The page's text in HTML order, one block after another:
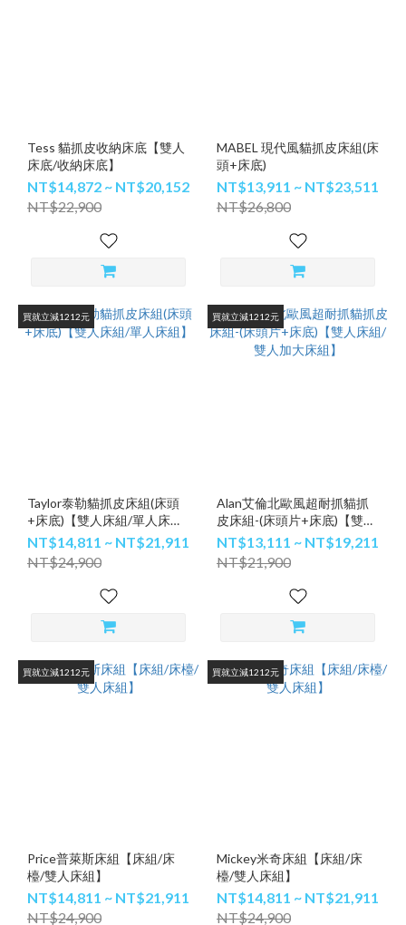
Tess 貓抓皮收納床底【雙人
床底/收納床底】
NT$14,872 ~ NT$20,152
NT$22,900
MABEL 現代風貓抓皮床組(床
頭+床底)
NT$13,911 ~ NT$23,511
NT$26,800
買就立減1212元
Taylor泰勒貓抓皮床組(床頭
+床底)【雙人床組/單人床
組】
NT$14,811 ~ NT$21,911
NT$24,900
買就立減1212元
Alan艾倫北歐風超耐抓貓抓
皮床組-(床頭片+床底)【雙人
床組/雙人加大床組】
NT$13,111 ~ NT$19,211
NT$21,900
買就立減1212元
Price普萊斯床組【床組/床
檯/雙人床組】
NT$14,811 ~ NT$21,911
NT$24,900
買就立減1212元
Mickey米奇床組【床組/床
檯/雙人床組】
NT$14,811 ~ NT$21,911
NT$24,900